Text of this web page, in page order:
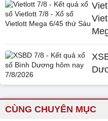
CÙNG CHUYÊN MỤC